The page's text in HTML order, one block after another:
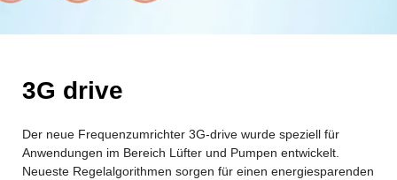
3G drive
Der neue Frequenzumrichter 3G-drive wurde speziell für
Anwendungen im Bereich Lüfter und Pumpen entwickelt.
Neueste Regelalgorithmen sorgen für einen energiesparenden